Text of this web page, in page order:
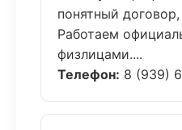
понятный
Работаем
физлицами....
Телефон: 8 (939)